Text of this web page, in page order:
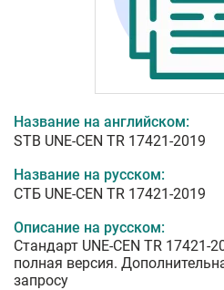
Название на английском:
STB UNE-CEN TR 17421-2019
Название на русском:
СТБ UNE-CEN TR 17421-2019
Описание на русском:
Стандарт UNE-CEN TR 17421-
полная версия.
запросу